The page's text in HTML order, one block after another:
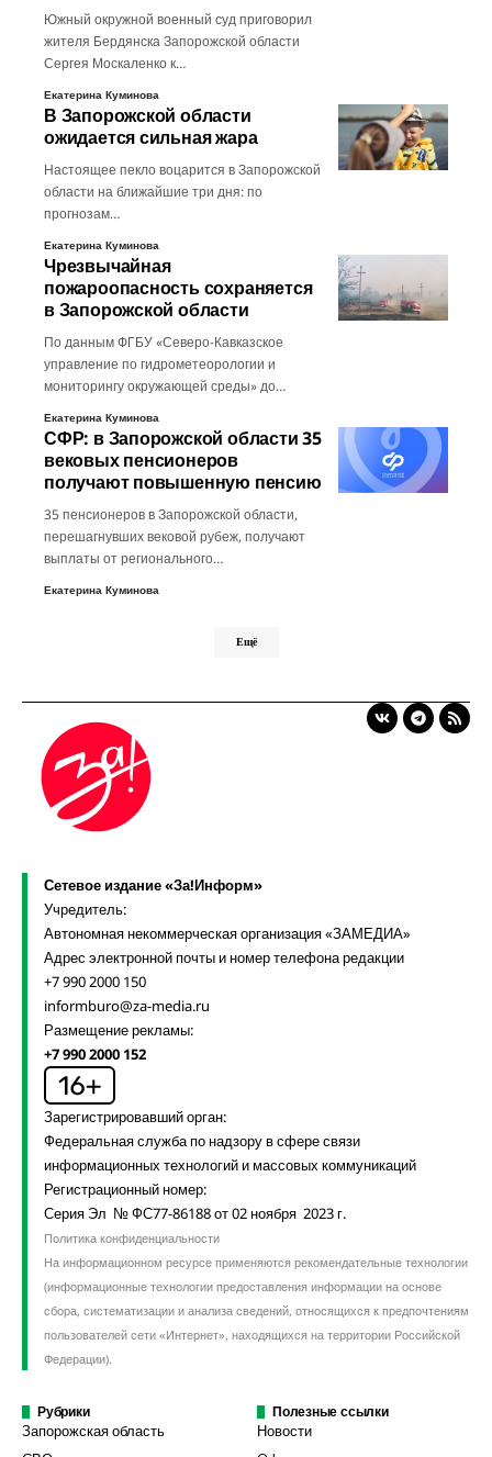
Южный окружной военный суд приговорил
жителя Бердянска Запорожской области
Сергея Москаленко к…
Екатерина Куминова
В Запорожской области
ожидается сильная жара
Настоящее пекло воцарится в Запорожской
области на ближайшие три дня: по
прогнозам…
Екатерина Куминова
Чрезвычайная
пожароопасность сохраняется
в Запорожской области
По данным ФГБУ «Северо-Кавказское
управление по гидрометеорологии и
мониторингу окружающей среды» до…
Екатерина Куминова
СФР: в Запорожской области 35
вековых пенсионеров
получают повышенную пенсию
35 пенсионеров в Запорожской области,
перешагнувших вековой рубеж, получают
выплаты от регионального…
Екатерина Куминова
Ещё
Сетевое издание «За!Информ»
Учредитель:
Автономная некоммерческая организация «ЗАМЕДИА»
Адрес электронной почты и номер телефона редакции
+7 990 2000 150
informburo@za-media.ru
Размещение рекламы:
+7 990 2000 152
Зарегистрировавший орган:
Федеральная служба по надзору в сфере связи
информационных технологий и массовых коммуникаций
Регистрационный номер:
Серия Эл № ФС77-86188 от 02 ноября 2023 г.
Политика конфиденциальности
На информационном ресурсе применяются рекомендательные технологии
(информационные технологии предоставления информации на основе
сбора, систематизации и анализа сведений, относящихся к предпочтениям
пользователей сети «Интернет», находящихся на территории Российской
Федерации).
Рубрики
Запорожская область
Полезные ссылки
Новости